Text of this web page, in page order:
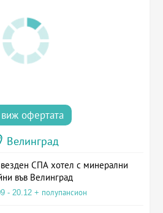
виж офертата
Велинград
СПА хотел с минерални
във Велинград
- 20.12 + полупансион